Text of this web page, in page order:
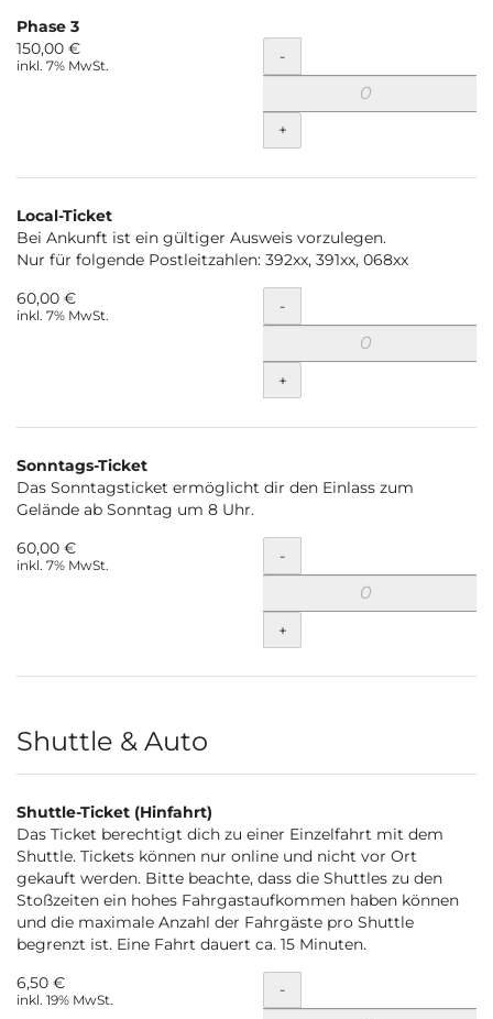
Phase 3
150,00 €
inkl. 7% MwSt. Menge
-
+
Local-Ticket
Bei Ankunft ist ein gültiger Ausweis vorzulegen.
Nur für folgende Postleitzahlen: 392xx, 391xx, 068xx
60,00 €
inkl. 7% MwSt. Menge
-
+
Sonntags-Ticket
Das Sonntagsticket ermöglicht dir den Einlass zum
Gelände ab Sonntag um 8 Uhr.
60,00 €
inkl. 7% MwSt. Menge
-
+
Shuttle & Auto
Shuttle-Ticket (Hinfahrt)
Das Ticket berechtigt dich zu einer Einzelfahrt mit dem
Shuttle. Tickets können nur online und nicht vor Ort
gekauft werden. Bitte beachte, dass die Shuttles zu den
Stoßzeiten ein hohes Fahrgastaufkommen haben können
und die maximale Anzahl der Fahrgäste pro Shuttle
begrenzt ist. Eine Fahrt dauert ca. 15 Minuten.
6,50 €
inkl. 19% MwSt. Menge
-